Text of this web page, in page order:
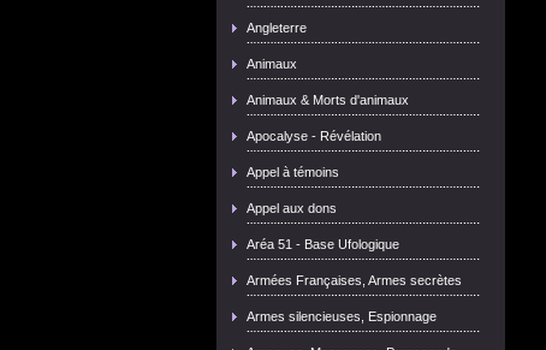
Angleterre
Animaux
Animaux & Morts d'animaux
Apocalyse - Révélation
Appel à témoins
Appel aux dons
Aréa 51 - Base Ufologique
Armées Françaises, Armes secrètes
Armes silencieuses, Espionnage